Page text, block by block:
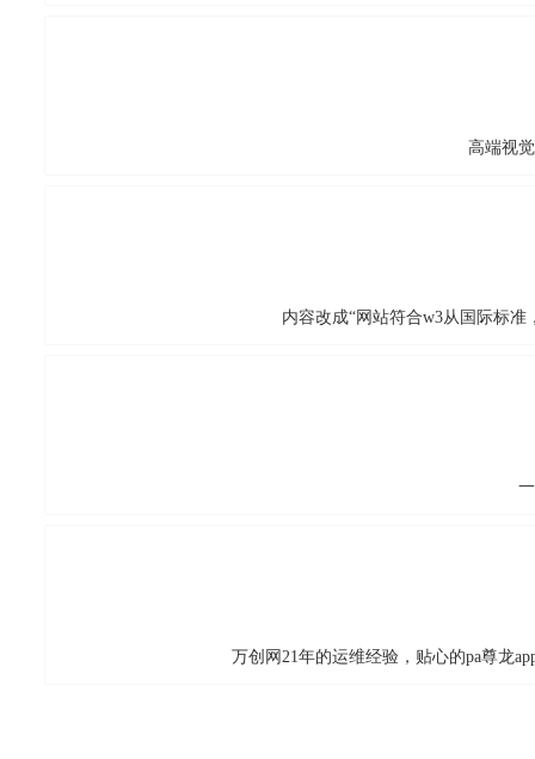
高端视
内容改成“网站符合w3从国际标
万创网21年的运维经验，贴心的pa尊龙